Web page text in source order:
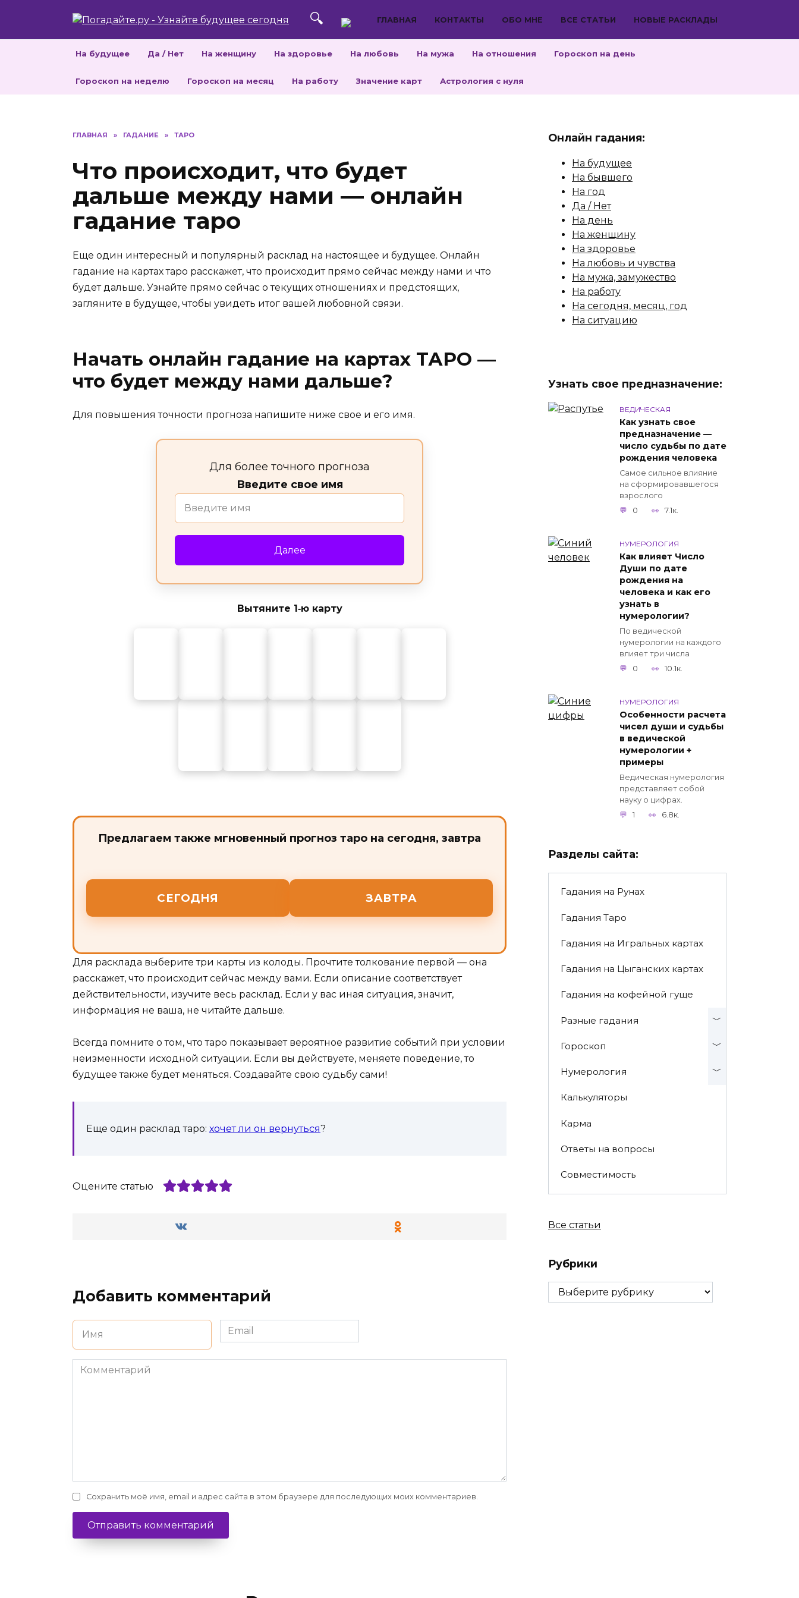
ГЛАВНАЯ КОНТАКТЫ ОБО МНЕ ВСЕ СТАТЬИ НОВЫЕ РАСКЛАДЫ
На будущее Да / Нет На женщину На здоровье На любовь На мужа На отношения Гороскоп на день
Гороскоп на неделю Гороскоп на месяц На работу Значение карт Астрология с нуля
ГЛАВНАЯ » ГАДАНИЕ » ТАРО
Что происходит, что будет
дальше между нами — онлайн
гадание таро
Еще один интересный и популярный расклад на настоящее и будущее. Онлайн
гадание на картах таро расскажет, что происходит прямо сейчас между нами и что
будет дальше. Узнайте прямо сейчас о текущих отношениях и предстоящих,
загляните в будущее, чтобы увидеть итог вашей любовной связи.
Начать онлайн гадание на картах ТАРО —
что будет между нами дальше?
Для повышения точности прогноза напишите ниже свое и его имя.
Для более точного прогноза
Введите свое имя
Далее
Вытяните 1‑ю карту
Предлагаем также мгновенный прогноз таро на сегодня, завтра
СЕГОДНЯ ЗАВТРА
Для расклада выберите три карты из колоды. Прочтите толкование первой — она
расскажет, что происходит сейчас между вами. Если описание соответствует
действительности, изучите весь расклад. Если у вас иная ситуация, значит,
информация не ваша, не читайте дальше.
Всегда помните о том, что таро показывает вероятное развитие событий при условии
неизменности исходной ситуации. Если вы действуете, меняете поведение, то
будущее также будет меняться. Создавайте свою судьбу сами!
Еще один расклад таро: хочет ли он вернуться?
Оцените статью
Добавить комментарий
Имя
Email
*
Комментарий
Сохранить моё имя, email и адрес сайта в этом браузере для последующих моих комментариев.
Онлайн гадания:
На будущее
На бывшего
На год
Да / Нет
На день
На женщину
На здоровье
На любовь и чувства
На мужа, замужество
На работу
На сегодня, месяц, год
На ситуацию
Узнать свое предназначение:
ВЕДИЧЕСКАЯ
Как узнать свое
предназначение —
число судьбы по дате
рождения человека
Самое сильное влияние
на сформировавшегося
взрослого
0
7.1к.
НУМЕРОЛОГИЯ
Как влияет Число
Души по дате
рождения на
человека и как его
узнать в
нумерологии?
По ведической
нумерологии на каждого
влияет три числа
0
10.1к.
НУМЕРОЛОГИЯ
Особенности расчета
чисел души и судьбы
в ведической
нумерологии +
примеры
Ведическая нумерология
представляет собой
науку о цифрах.
1
6.8к.
Разделы сайта:
Гадания на Рунах
Гадания Таро
Гадания на Игральных картах
Гадания на Цыганских картах
Гадания на кофейной гуще
Разные гадания
Гороскоп
Нумерология
Калькуляторы
Карма
Ответы на вопросы
Совместимость
Все статьи
Рубрики
Рубрики